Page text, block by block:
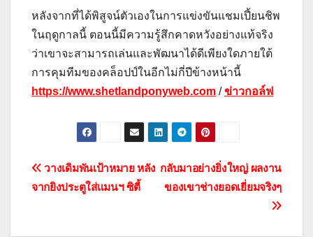
หลังจากที่ได้พิสูจน์ตัวเองในการแข่งขันแชมเปี้ยนชิพ
ในฤดูกาลนี้ ตอนนี้มีความรู้สึกคาดหวังอย่างแท้จริง
ว่าเขาจะสามารถเล่นและพัฒนาได้ดีเพียงใดภายใต้
การคุมทีมของคล็อปป์ในอีกไม่กี่ปีข้างหน้านี้
https://www.shetlandponyweb.com /ข่าวกอล์ฟ
แนะแนว
กลับมาอย่างยิ่งใหญ่ ผลงาน
ของเขาช่างยอดเยี่ยมจริงๆ
วางเดิมพันเป้าหมาย หลัง
จากยิงประตูใส่แมนฯ ซิตี้